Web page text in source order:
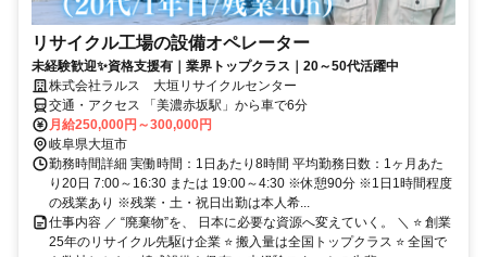
リサイクル工場の設備オペレーター
未経験歓迎✨資格支援有｜業界トップクラス｜20～50代活躍中
株式会社ラルス 大垣リサイクルセンター
交通・アクセス 「美濃赤坂駅」から車で6分
月給250,000円～300,000円
岐阜県大垣市
勤務時間詳細 実働時間：1日あたり8時間 平均勤務日数：1ヶ月あた
り20日 7:00～16:30 または 19:00～4:30 ※休憩90分 ※1日1時間程度
の残業あり ※残業・土・祝日出勤は本人希...
仕事内容 ／ “廃棄物”を、 日本に必要な資源へ変えていく。 ＼ ⭐ 創業
25年のリサイクル先駆け企業 ⭐ 搬入量は全国トップクラス ⭐ 全国で